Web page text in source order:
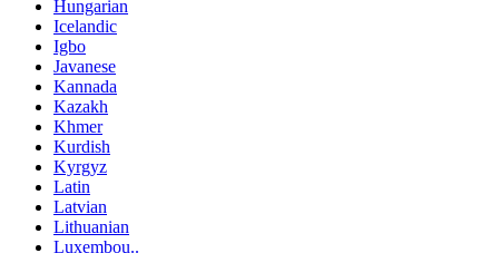
Hungarian
Icelandic
Igbo
Javanese
Kannada
Kazakh
Khmer
Kurdish
Kyrgyz
Latin
Latvian
Lithuanian
Luxembou..